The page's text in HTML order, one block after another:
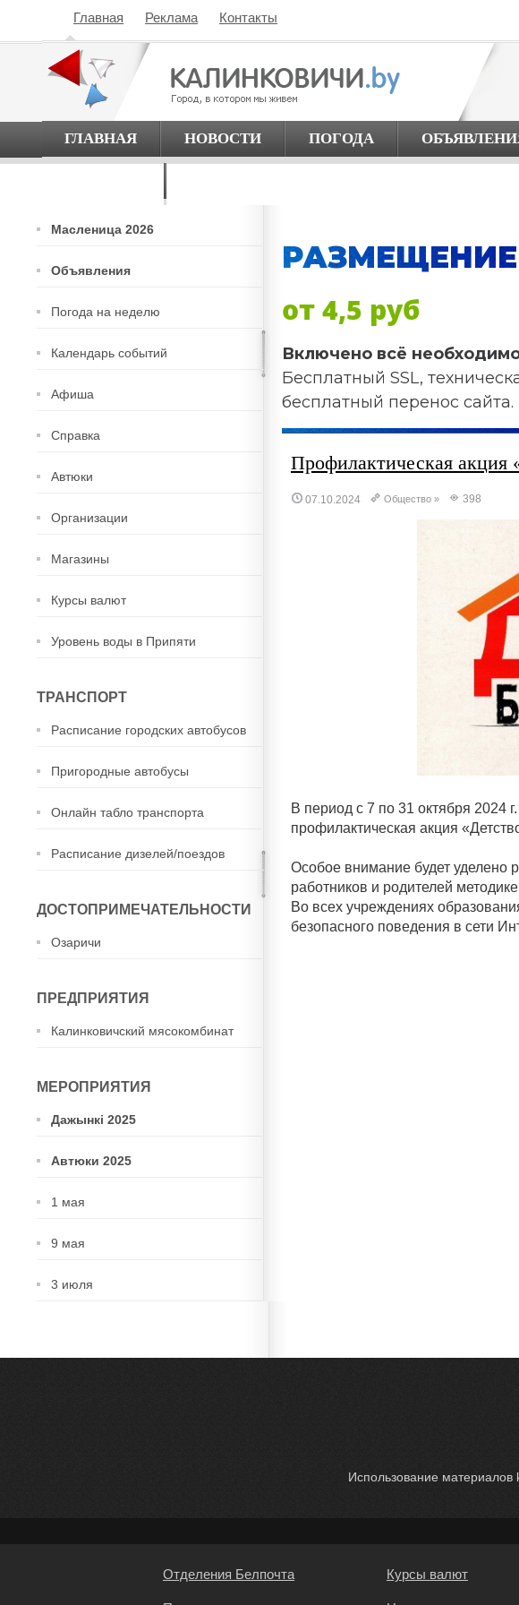
Главная Реклама Контакты
ГЛАВНАЯ НОВОСТИ ПОГОДА
Масленица 2026
Объявления
Погода на неделю
Календарь событий
Афиша
Справка
Автюки
Организации
Магазины
Курсы валют
Уровень воды в Припяти
ТРАНСПОРТ
Расписание городских автобусов
Пригородные автобусы
Онлайн табло транспорта
Расписание дизелей/поездов
ДОСТОПРИМЕЧАТЕЛЬНОСТИ
Озаричи
ПРЕДПРИЯТИЯ
Калинковичский мясокомбинат
МЕРОПРИЯТИЯ
Дажынкі 2025
Автюки 2025
1 мая
9 мая
3 июля
от 4,5 руб
Включено всё
Бесплатный SSL,
бесплатный перенос сайта.
Профилактическая акция
07.10.2024 Общество » 398
В период с 7 по 31 октября 2024
профилактическая акция
Особое внимание будет уделено
работников и родителей
Во всех учреждениях
безопасного поведения в сети
Использование материалов
Отделения Белпочта Курсы валют